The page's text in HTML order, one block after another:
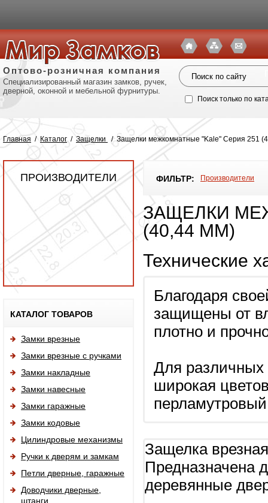
Оптово-розничная компания
Специализированный магазин замков, ручек,
дверной, оконной и мебельной фурнитуры.
Поиск только по
Главная / Каталог / Защелки / Защелки межкомнатные "Kale" Серия 251
ПРОИЗВОДИТЕЛИ
КАТАЛОГ ТОВАРОВ
Замки врезные
Замки врезные с ручками
Замки накладные
Замки навесные
Замки гаражные
Замки кодовые
Цилиндровые механизмы
Ручки к дверям и замкам
Петли дверные, гаражные
Доводчики дверные,
штанги
ФИЛЬТР: Производители
ЗАЩЕЛКИ
(40,44 ММ)
Технические
Благодаря
защищены от
плотно и
Для различных
широкая
Защелка
Предназначена
деревянные